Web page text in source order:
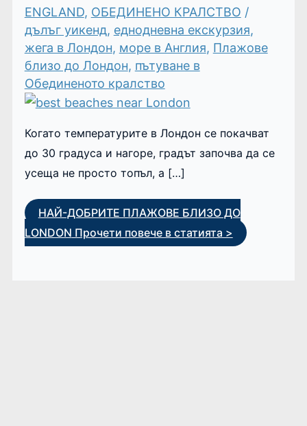
ENGLAND, ОБЕДИНЕНО КРАЛСТВО /
дълъг уикенд, еднодневна екскурзия,
жега в Лондон, море в Англия, Плажове
близо до Лондон, пътуване в
Обединеното кралство
Когато температурите в Лондон се покачват
до 30 градуса и нагоре, градът започва да се
усеща не просто топъл, а […]
НАЙ-ДОБРИТЕ ПЛАЖОВЕ БЛИЗО ДО
LONDON Прочети повече в статията >